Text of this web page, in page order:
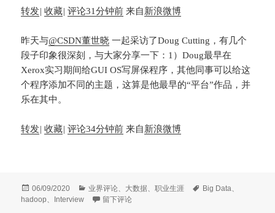
转发| 收藏| 评论31分钟前 来自新浪微博
昨天与@CSDN董世晓 一起采访了Doug Cutting，有几个
段子印象很深刻，与大家分享一下：1）Doug最早在
Xerox实习期间给GUI OS写屏保程序，其他同事可以给这
个程序添加不同的主题，这算是他最早的“平台”作品，并
乐在其中。
转发| 收藏| 评论34分钟前 来自新浪微博
发
布
06/09/2020
分
类
业界评论、 大数据、职业生涯
标
Big Data、
hadoop、 Interview 于采访Hadoop创始人Doug Cutting纪要
留下评论